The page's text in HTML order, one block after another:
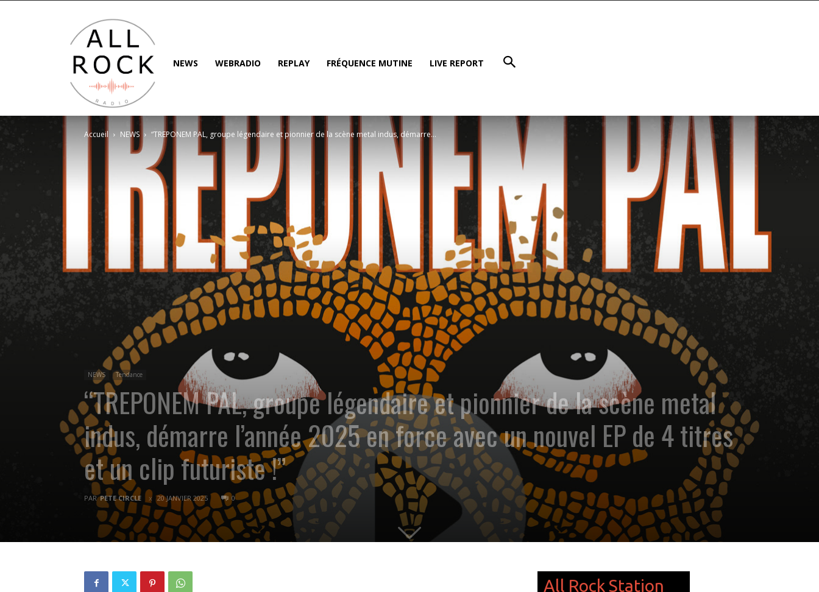
NEWS WEBRADIO REPLAY FRÉQUENCE MUTINE LIVE REPORT
Accueil NEWS “TREPONEM PAL, groupe légendaire et pionnier de la scène metal indus, démarre...
NEWS Tendance
“TREPONEM PAL, groupe légendaire et pionnier de la scène metal
indus, démarre l’année 2025 en force avec un nouvel EP de 4 titres
et un clip futuriste !”
PAR PETE CIRCLE 20 JANVIER 2025 0